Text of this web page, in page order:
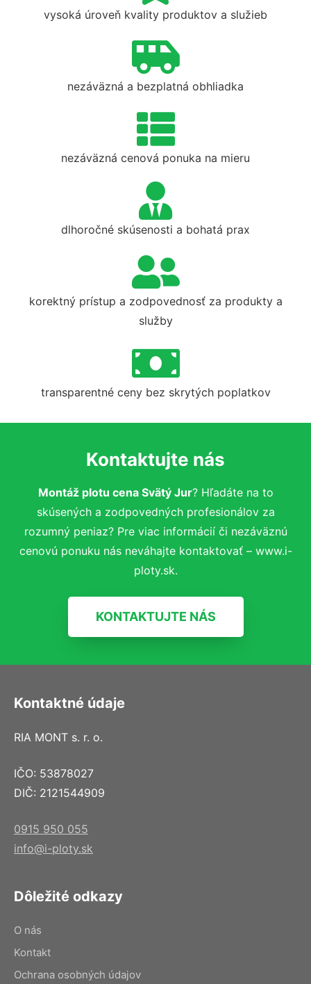
vysoká úroveň kvality produktov a služieb
nezáväzná a bezplatná obhliadka
nezáväzná cenová ponuka na mieru
dlhoročné skúsenosti a bohatá prax
korektný prístup a zodpovednosť za produkty a
služby
transparentné ceny bez skrytých poplatkov
Kontaktujte nás
Montáž plotu cena Svätý Jur? Hľadáte na to
skúsených a zodpovedných profesionálov za
rozumný peniaz? Pre viac informácií či nezáväznú
cenovú ponuku nás neváhajte kontaktovať – www.i-
ploty.sk.
KONTAKTUJTE NÁS
Kontaktné údaje
RIA MONT s. r. o.
IČO: 53878027
DIČ: 2121544909
0915 950 055
info@i-ploty.sk
Dôležité odkazy
O nás
Kontakt
Ochrana osobných údajov